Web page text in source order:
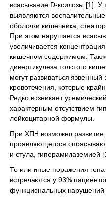
всасывание D-ксилозы [1]. У
выявляются
оболочки кишечника,
При этом нарушается
увеличивается
кишечном содержимом.
дивертикулеза толстого
могут развиваться
кровотечения, которые
Редко возникает
характерным отсутствием
лейкоцитарной формулы.
При ХПН возможно развитие
проявляющегося
и стула, гиперамилаземией
Те или иные поражения
встречаются у 93%
функциональных нарушений